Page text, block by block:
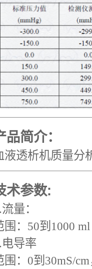
品简介：
液透析机质量分
术参数:
量：
围：50到1000
电导率
围：0到30mS/